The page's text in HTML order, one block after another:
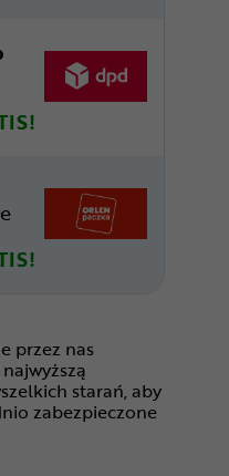
przez nas
starań, aby
zabezpieczone